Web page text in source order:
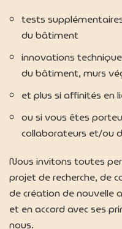
tests
du bâtiment
innovations
du bâtiment, murs
et plus si affinités en
ou si vous êtes
collaborateurs et/ou
Nous invitons toutes
projet de recherche, de
de création de nouvelle
et en accord avec ses
nous.